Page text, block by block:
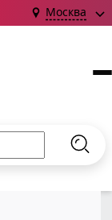
Москва
чтобы